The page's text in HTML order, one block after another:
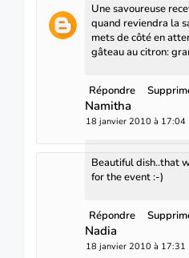
Une savoureuse
quand reviendra la
mets de côté en
gâteau au citron:
Répondre
Namitha
18 janvier 2010 à 17:04
Beautiful dish..that
for the event :-)
Répondre
Nadia
18 janvier 2010 à 17:31